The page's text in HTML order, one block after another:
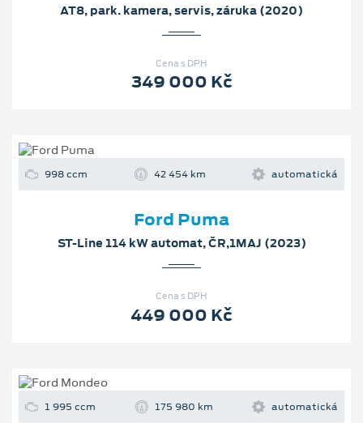
AT8, park. kamera, servis, záruka (2020)
Cena s DPH
349 000 Kč
998 ccm 42 454 km automatická
Ford Puma
ST-Line 114 kW automat, ČR,1MAJ (2023)
Cena s DPH
449 000 Kč
1 995 ccm 175 980 km automatická